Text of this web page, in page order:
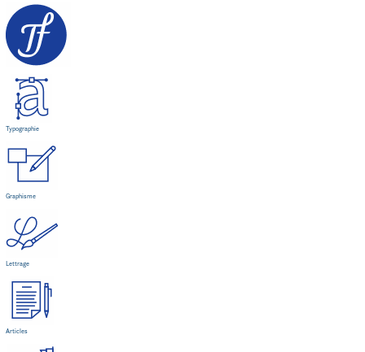
Typographie
Graphisme
Lettrage
Articles